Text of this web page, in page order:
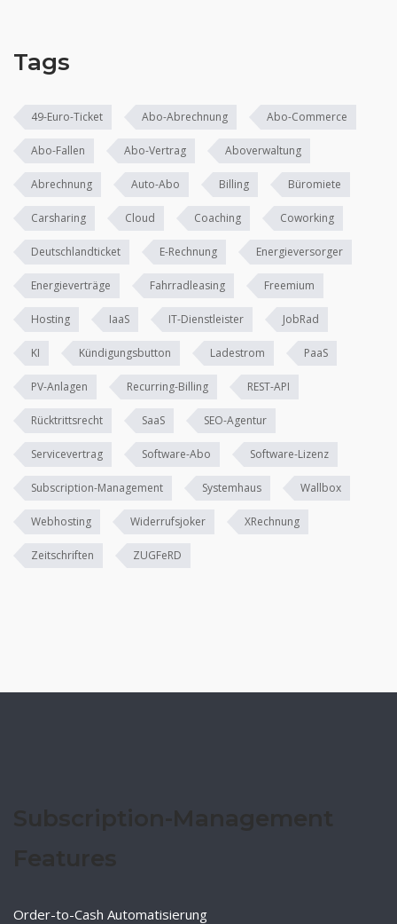
Tags
49-Euro-Ticket Abo-Abrechnung Abo-Commerce
Abo-Fallen Abo-Vertrag Aboverwaltung
Abrechnung Auto-Abo Billing Büromiete
Carsharing Cloud Coaching Coworking
Deutschlandticket E-Rechnung Energieversorger
Energieverträge Fahrradleasing Freemium
Hosting IaaS IT-Dienstleister JobRad
KI Kündigungsbutton Ladestrom PaaS
PV-Anlagen Recurring-Billing REST-API
Rücktrittsrecht SaaS SEO-Agentur
Servicevertrag Software-Abo Software-Lizenz
Subscription-Management Systemhaus Wallbox
Webhosting Widerrufsjoker XRechnung
Zeitschriften ZUGFeRD
Order-to-Cash Automatisierung